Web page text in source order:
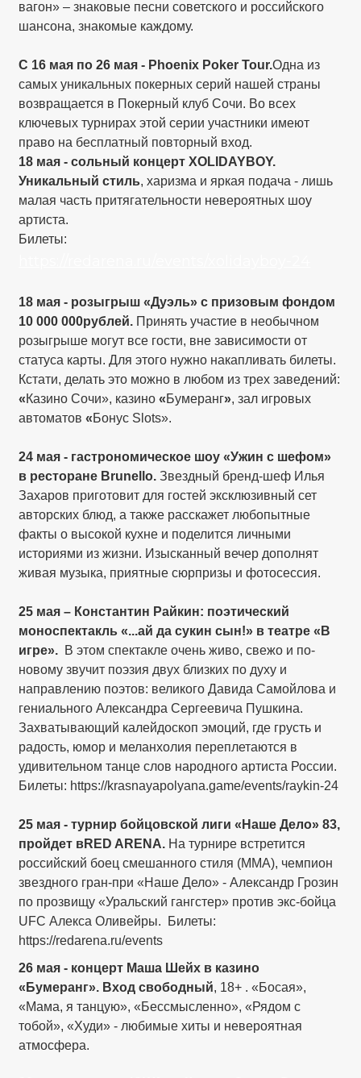
вагон» – знаковые песни советского и российского
шансона, знакомые каждому.
С 16 мая по 26 мая - Phoenix Poker Tour.Одна из
самых уникальных покерных серий нашей страны
возвращается в Покерный клуб Сочи. Во всех
ключевых турнирах этой серии участники имеют
право на бесплатный повторный вход.
18 мая - сольный концерт XOLIDAYBOY.
Уникальный стиль, харизма и яркая подача - лишь
малая часть притягательности невероятных шоу
артиста.
Билеты:
18 мая - розыгрыш «Дуэль» с призовым фондом
10 000 000рублей. Принять участие в необычном
розыгрыше могут все гости, вне зависимости от
статуса карты. Для этого нужно накапливать билеты.
Кстати, делать это можно в любом из трех заведений:
«Казино Сочи», казино«Бумеранг», зал игровых
автоматов«Бонус Slots».
24 мая - гастрономическое шоу «Ужин с шефом»
в ресторане Brunello.Звездный бренд-шеф Илья
Захаров приготовит для гостей эксклюзивный сет
авторских блюд, а также расскажет любопытные
факты о высокой кухне и поделится личными
историями из жизни. Изысканный вечер дополнят
живая музыка, приятные сюрпризы и фотосессия.
25 мая – Константин Райкин: поэтический
моноспектакль «...ай да сукин сын!» в театре «В
игре». В этом спектакле очень живо, свежо и по-
новому звучит поэзия двух близких по духу и
направлению поэтов: великого Давида Самойлова и
гениального Александра Сергеевича Пушкина.
Захватывающий калейдоскоп эмоций, где грусть и
радость, юмор и меланхолия переплетаются в
удивительном танце слов народного артиста России.
Билеты: https://krasnayapolyana.game/events/raykin-24
25 мая - турнир бойцовской лиги «Наше Дело» 83,
пройдет вRED ARENA. На турнире встретится
российский боец смешанного стиля (ММА), чемпион
звездного гран-при «Наше Дело» - Александр Грозин
по прозвищу «Уральский гангстер» против экс-бойца
UFC Алекса Оливейры. Билеты:
https://redarena.ru/events
26 мая - концерт Маша Шейх в казино
«Бумеранг». Вход свободный, 18+ . «Босая»,
«Мама, я танцую», «Бессмысленно», «Рядом с
тобой», «Худи» - любимые хиты и невероятная
атмосфера.